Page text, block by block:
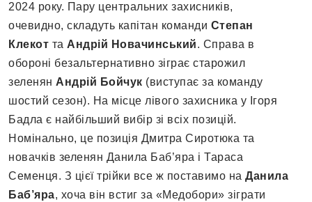
2024 року. Пару центральних захисників,
очевидно, складуть капітан команди Степан
Клекот та Андрій Новачинський. Справа в
обороні безальтернативно зіграє старожил
зеленян Андрій Бойчук (виступає за команду
шостий сезон). На місце лівого захисника у Ігоря
Бадла є найбільший вибір зі всіх позицій.
Номінально, це позиція Дмитра Сиротюка та
новачків зеленян Данила Баб’яра і Тараса
Семенця. З цієї трійки все ж поставимо на Данила
Баб’яра, хоча він встиг за «Медобори» зіграти